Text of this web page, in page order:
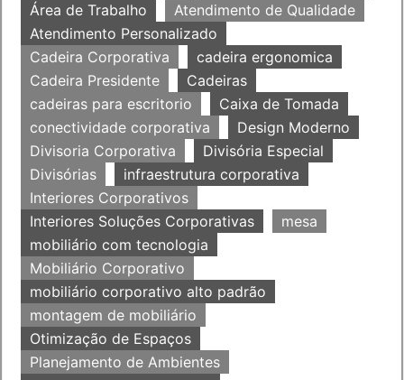
Área de Trabalho
Atendimento de Qualidade
Atendimento Personalizado
Cadeira Corporativa
cadeira ergonomica
Cadeira Presidente
Cadeiras
cadeiras para escritorio
Caixa de Tomada
conectividade corporativa
Design Moderno
Divisoria Corporativa
Divisória Especial
Divisórias
infraestrutura corporativa
Interiores Corporativos
Interiores Soluções Corporativas
mesa
mobiliário com tecnologia
Mobiliário Corporativo
mobiliário corporativo alto padrão
montagem de mobiliário
Otimização de Espaços
Planejamento de Ambientes